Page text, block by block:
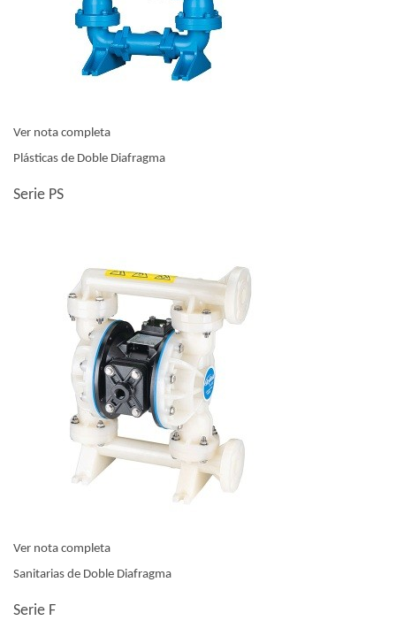
Ver nota completa
Plásticas de Doble Diafragma
Serie PS
Ver nota completa
Sanitarias de Doble Diafragma
Serie F